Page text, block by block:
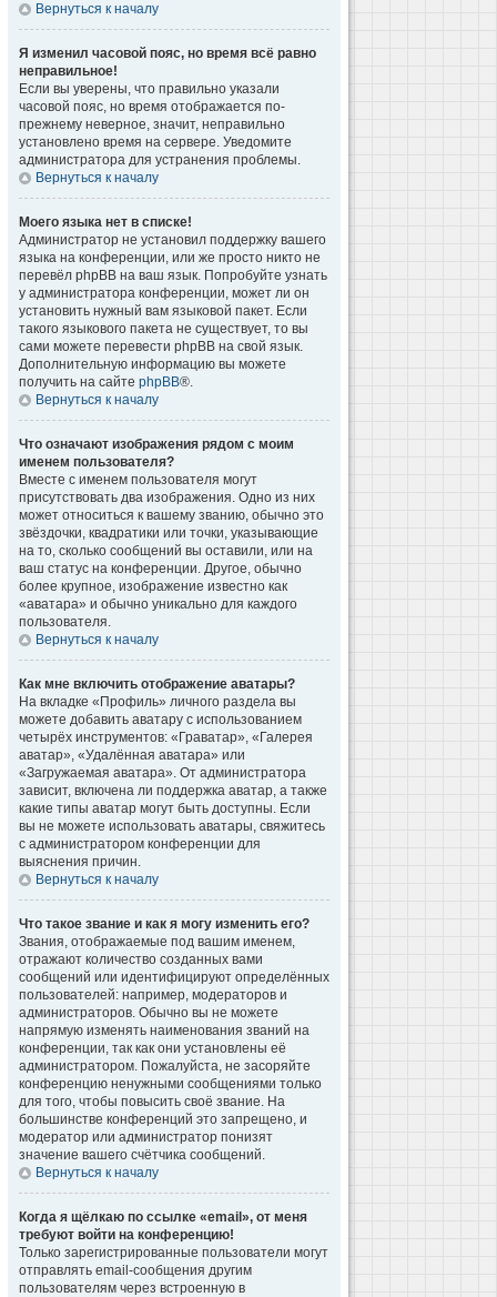
Вернуться к началу
Я изменил часовой пояс, но время всё равно
неправильное!
Если вы уверены, что правильно указали
часовой пояс, но время отображается по-
прежнему неверное, значит, неправильно
установлено время на сервере. Уведомите
администратора для устранения проблемы.
Вернуться к началу
Моего языка нет в списке!
Администратор не установил поддержку вашего
языка на конференции, или же просто никто не
перевёл phpBB на ваш язык. Попробуйте узнать
у администратора конференции, может ли он
установить нужный вам языковой пакет. Если
такого языкового пакета не существует, то вы
сами можете перевести phpBB на свой язык.
Дополнительную информацию вы можете
получить на сайте phpBB®.
Вернуться к началу
Что означают изображения рядом с моим
именем пользователя?
Вместе с именем пользователя могут
присутствовать два изображения. Одно из них
может относиться к вашему званию, обычно это
звёздочки, квадратики или точки, указывающие
на то, сколько сообщений вы оставили, или на
ваш статус на конференции. Другое, обычно
более крупное, изображение известно как
«аватара» и обычно уникально для каждого
пользователя.
Вернуться к началу
Как мне включить отображение аватары?
На вкладке «Профиль» личного раздела вы
можете добавить аватару с использованием
четырёх инструментов: «Граватар», «Галерея
аватар», «Удалённая аватара» или
«Загружаемая аватара». От администратора
зависит, включена ли поддержка аватар, а также
какие типы аватар могут быть доступны. Если
вы не можете использовать аватары, свяжитесь
с администратором конференции для
выяснения причин.
Вернуться к началу
Что такое звание и как я могу изменить его?
Звания, отображаемые под вашим именем,
отражают количество созданных вами
сообщений или идентифицируют определённых
пользователей: например, модераторов и
администраторов. Обычно вы не можете
напрямую изменять наименования званий на
конференции, так как они установлены её
администратором. Пожалуйста, не засоряйте
конференцию ненужными сообщениями только
для того, чтобы повысить своё звание. На
большинстве конференций это запрещено, и
модератор или администратор понизят
значение вашего счётчика сообщений.
Вернуться к началу
Когда я щёлкаю по ссылке «email», от меня
требуют войти на конференцию!
Только зарегистрированные пользователи могут
отправлять email-сообщения другим
пользователям через встроенную в